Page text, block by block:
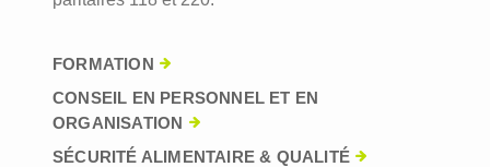
FORMATION
CONSEIL EN PERSONNEL ET EN
ORGANISATION
SÉCURITÉ ALIMENTAIRE & QUALITÉ